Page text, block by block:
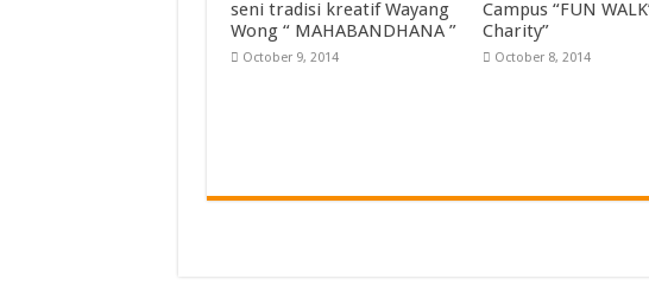
seni tradisi kreatif Wayang
Wong “ MAHABANDHANA ”
October 9, 2014
Campus “FUN
Charity”
October 8, 2014